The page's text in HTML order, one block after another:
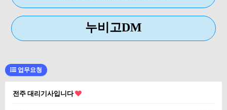
누비고DM
업무요청
전주 대리기사입니다